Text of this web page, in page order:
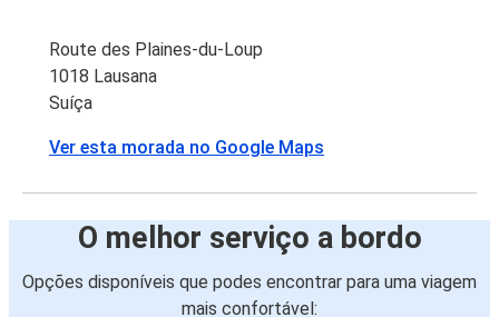
Route des Plaines-du-Loup
1018 Lausana
Suíça
Ver esta morada no Google Maps
O melhor serviço a bordo
Opções disponíveis que podes encontrar para uma viagem
mais confortável: